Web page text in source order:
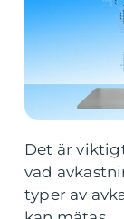
Det är
vad
typer av